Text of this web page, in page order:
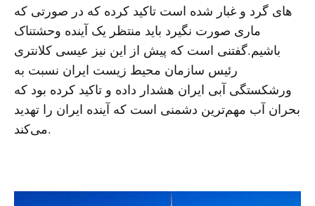
های گرد و غبار شده است تاکید کرده که در صورتی که
ماری صورت نگیرد باید منتظر یک آینده وحشتناک
باشیم.گفتنی است که پیش از این نیز عیسی کلانتری
رئیس سازمان محیط زیست ایران نسبت به
ورشکستگی آبی ایران هشدار داده و تاکید کرده بود که
بحران آب مهم‌ترین دشمنی است که آینده ایران را تهدید
می‌کند.